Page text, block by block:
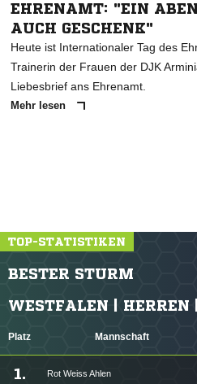
EHRENAMT: "EIN
AUCH GESCHENK"
Heute ist Internationaler Tag des
Trainerin der Frauen der DJK
Liebesbrief ans Ehrenamt.
Mehr lesen
TOP-STATISTIKEN
BESTER STURM
WESTFALEN |
Platz Mannschaft
1. Rot Weiss Ahlen